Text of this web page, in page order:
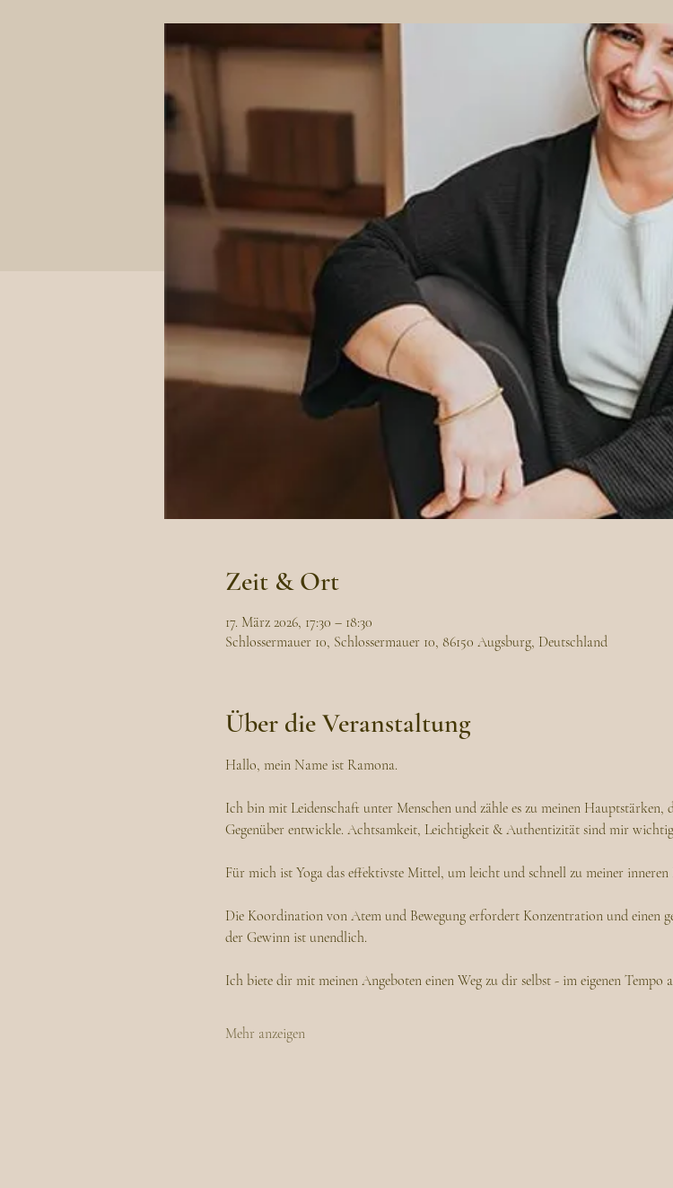
Zeit & Ort
17. März 2026, 17:30 – 18:30
Schlossermauer 10, Schlossermauer 10, 86150 Augsburg, Deutschland
Über die Veranstaltung
Hallo, mein Name ist Ramona.
Ich bin mit Leidenschaft unter Menschen und zähle es zu meinen
Gegenüber entwickle. Achtsamkeit, Leichtigkeit & Authentizität sind mir
Für mich ist Yoga das effektivste Mittel, um leicht und schnell zu meiner
Die Koordination von Atem und Bewegung erfordert Konzentration und einen
der Gewinn ist unendlich.
Ich biete dir mit meinen Angeboten einen Weg zu dir selbst - im eigenen Tempo
Mehr anzeigen